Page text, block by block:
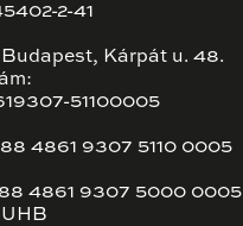
2-41
Budapest, Kárpát u. 48.
51100005
4861 9307 5110 0005
4861 9307 5000 0005